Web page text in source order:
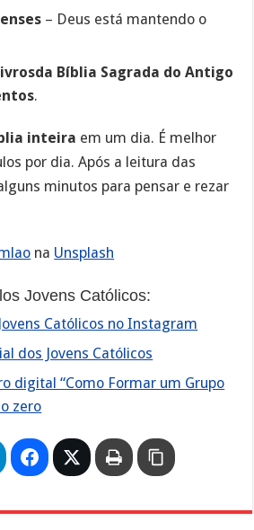
– Deus está mantendo o
Bíblia Sagrada do Antigo
.
inteira em um dia. É melhor
por dia. Após a leitura das
minutos para pensar e rezar
na Unsplash
Jovens Católicos:
Católicos no Instagram
dos Jovens Católicos
digital “Como Formar um Grupo
zero